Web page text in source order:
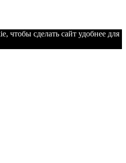
чтобы сделать сайт удобнее для